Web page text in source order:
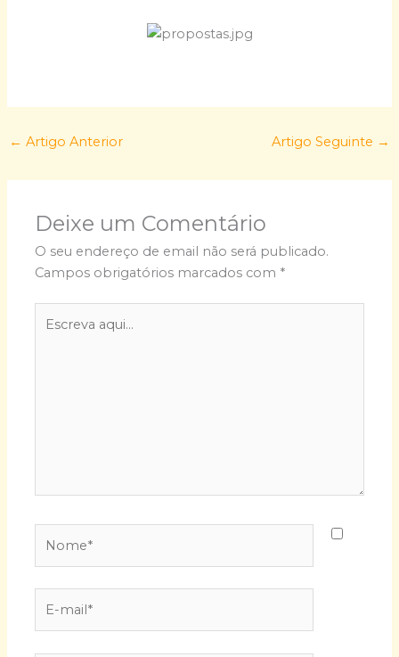
← Artigo Anterior Artigo Seguinte →
Deixe um Comentário
O seu endereço de email não será publicado.
Campos obrigatórios marcados com *
aqui...